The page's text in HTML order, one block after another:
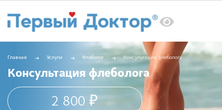
Главная Услуги Флеболог Консультация флеболога
Консультация флеболога
2 800 ₽